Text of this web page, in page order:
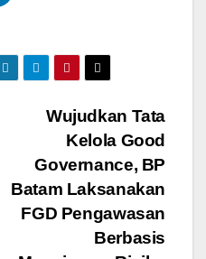
Wujudkan Tata
Kelola Good
Governance, BP
Batam Laksanakan
FGD Pengawasan
Berbasis